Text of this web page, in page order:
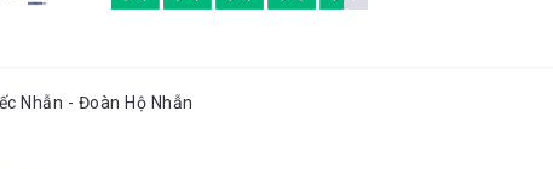
Nhẫn - Đoàn Hộ Nhẫn